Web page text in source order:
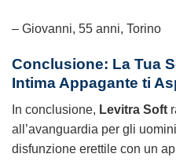
– Giovanni, 55 anni, Torino
Conclusione: La Tua
Intima Appagante ti
In conclusione, Levitra Soft
all’avanguardia per gli
disfunzione erettile con un